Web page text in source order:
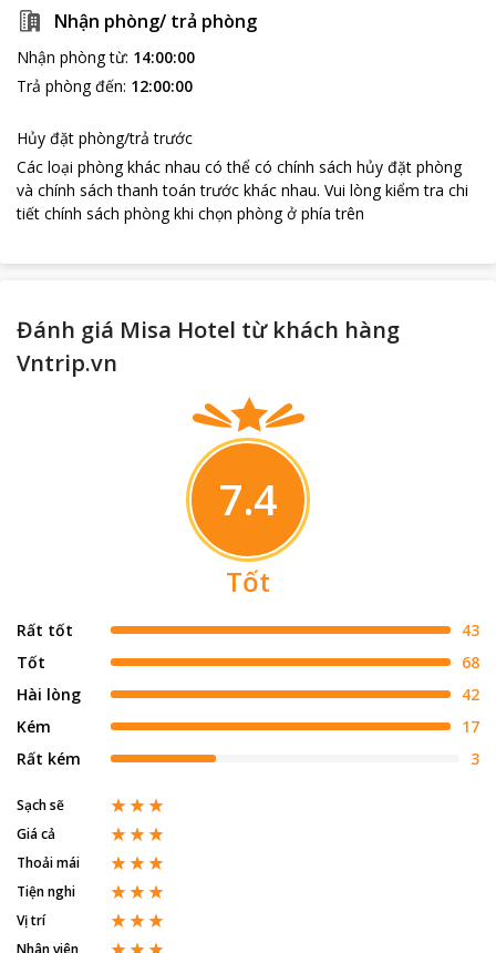
Nhận phòng/ trả phòng
Nhận phòng từ: 14:00:00
Trả phòng đến: 12:00:00
Hủy đặt phòng/trả trước
Các loại phòng khác nhau có thể có chính sách hủy đặt phòng
và chính sách thanh toán trước khác nhau. Vui lòng kiểm tra chi
tiết chính sách phòng khi chọn phòng ở phía trên
Đánh giá Misa Hotel từ khách hàng
Vntrip.vn
7.4
Tốt
Rất tốt
43
Tốt
68
Hài lòng
42
Kém
17
Rất kém
3
Sạch sẽ
Giá cả
Thoải mái
Tiện nghi
Vị trí
Nhân viên